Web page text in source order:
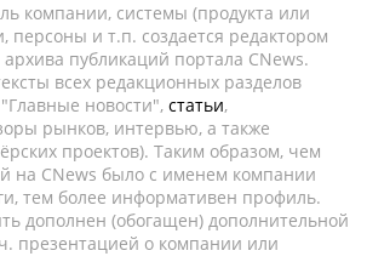
компании, системы (продукта или
персоны и т.п. создается редактором
публикаций портала CNews.
всех редакционных разделов
новости", статьи,
рынков, интервью, а также
проектов). Таким образом, чем
на CNews было с именем компании
тем более информативен профиль.
дополнен (обогащен) дополнительной
презентацией о компании или